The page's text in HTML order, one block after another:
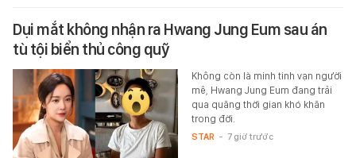
Dụi mắt không nhận ra Hwang Jung Eum sau án
tù tội biển thủ công quỹ
Không còn là minh tinh vạn người
mê, Hwang Jung Eum đang trải
qua quãng thời gian khó khăn
trong đời.
STAR - 7 giờ trước